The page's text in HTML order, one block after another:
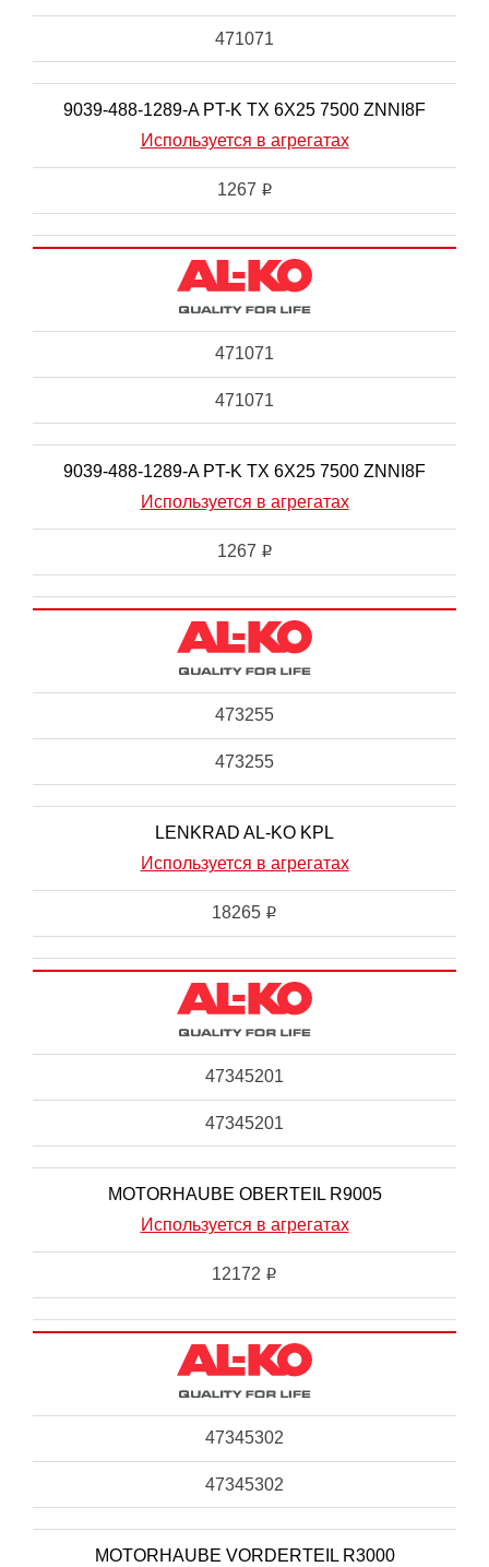
471071
9039-488-1289-A PT-K TX 6X25 7500 ZNNI8F
Используется в агрегатах
1267 i
471071
471071
9039-488-1289-A PT-K TX 6X25 7500 ZNNI8F
Используется в агрегатах
1267 i
473255
473255
LENKRAD AL-KO KPL
Используется в агрегатах
18265 i
47345201
47345201
MOTORHAUBE OBERTEIL R9005
Используется в агрегатах
12172 i
47345302
47345302
MOTORHAUBE VORDERTEIL R3000